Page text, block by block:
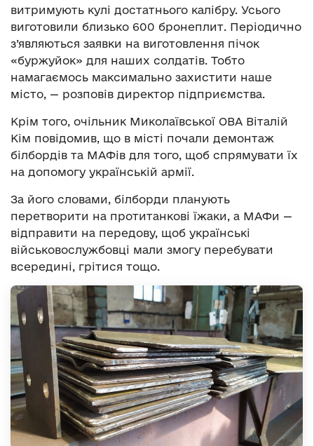
витримують кулі достатнього калібру. Усього
виготовили близько 600 бронеплит. Періодично
з’являються заявки на виготовлення пічок
«буржуйок» для наших солдатів. Тобто
намагаємось максимально захистити наше
місто, — розповів директор підприємства.
Крім того, очільник Миколаївської ОВА Віталій
Кім повідомив, що в місті почали демонтаж
білбордів та МАФів для того, щоб спрямувати їх
на допомогу українській армії.
За його словами, білборди планують
перетворити на протитанкові їжаки, а МАФи —
відправити на передову, щоб українські
військовослужбовці мали змогу перебувати
всередині, грітися тощо.